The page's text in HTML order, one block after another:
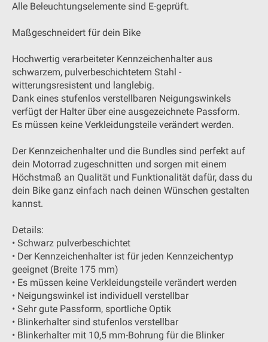
Alle Beleuchtungselemente sind E-geprüft.
Maßgeschneidert für dein Bike
Hochwertig verarbeiteter Kennzeichenhalter aus
schwarzem, pulverbeschichtetem Stahl -
witterungsresistent und langlebig.
Dank eines stufenlos verstellbaren Neigungswinkels
verfügt der Halter über eine ausgezeichnete Passform.
Es müssen keine Verkleidungsteile verändert werden.
Der Kennzeichenhalter und die Bundles sind perfekt auf
dein Motorrad zugeschnitten und sorgen mit einem
Höchstmaß an Qualität und Funktionalität dafür, dass du
dein Bike ganz einfach nach deinen Wünschen gestalten
kannst.
Details:
• Schwarz pulverbeschichtet
• Der Kennzeichenhalter ist für jeden Kennzeichentyp
geeignet (Breite 175 mm)
• Es müssen keine Verkleidungsteile verändert werden
• Neigungswinkel ist individuell verstellbar
• Sehr gute Passform, sportliche Optik
• Blinkerhalter sind stufenlos verstellbar
• Blinkerhalter mit 10,5 mm-Bohrung für die Blinker